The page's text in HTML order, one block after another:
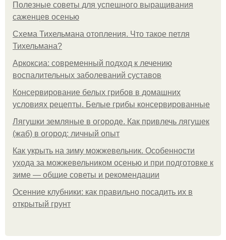
Полезные советы для успешного выращивания
саженцев осенью
Схема Тихельмана отопления. Что такое петля
Тихельмана?
Аркоксиа: современный подход к лечению
воспалительных заболеваний суставов
Консервирование белых грибов в домашних
условиях рецепты. Белые грибы консервированные
Лягушки земляные в огороде. Как привлечь лягушек
(жаб) в огород: личный опыт
Как укрыть на зиму можжевельник. Особенности
ухода за можжевельником осенью и при подготовке к
зиме — общие советы и рекомендации
Осенние клубники: как правильно посадить их в
открытый грунт